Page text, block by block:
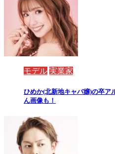
モデル 実業家
ひめか(北新地キャバ嬢)の卒ア
ん画像も！